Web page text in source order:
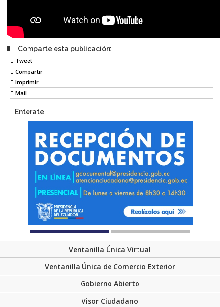
Comparte esta publicación:
Tweet
Compartir
Imprimir
Mail
Entérate
Ventanilla Única Virtual
Ventanilla Única de Comercio Exterior
Gobierno Abierto
Visor Ciudadano